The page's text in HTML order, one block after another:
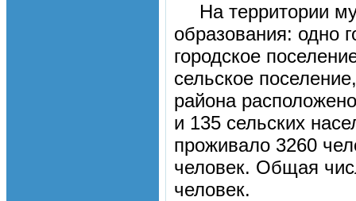
На территории
образования: одно
городское
сельское
района
и 135 сельских
проживало 3260
человек. Общая
человек.